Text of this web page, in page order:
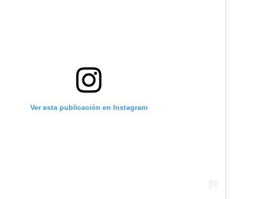
Ver esta publicación en Instagram